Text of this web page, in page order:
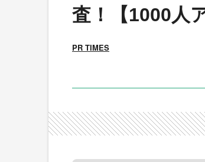
査！【1000人
PR TIMES